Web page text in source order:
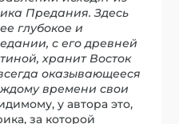
Предания. Здесь
глубокое и
с его древней
хранит Восток
оказывающееся
времени свои
у автора это,
за которой